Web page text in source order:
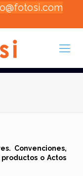
Convenciones,
o Actos